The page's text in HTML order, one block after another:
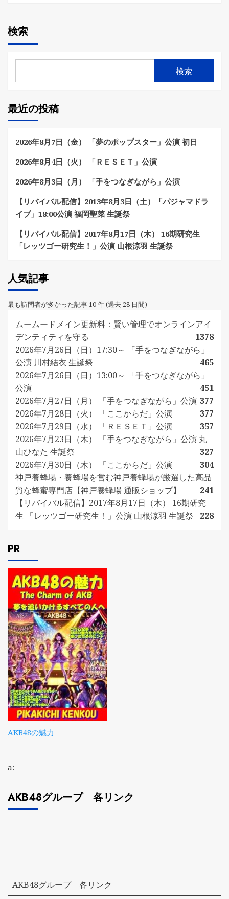
検索
検索
最近の投稿
2026年8月7日（金） 「夢のポップスター」公演 初日
2026年8月4日（火） 「ＲＥＳＥＴ」公演
2026年8月3日（月） 「手をつなぎながら」公演
【リバイバル配信】2013年8月3日（土）「パジャマドラ
イブ」18:00公演 福岡聖菜 生誕祭
【リバイバル配信】2017年8月17日（木） 16期研究生
「レッツゴー研究生！」公演 山根涼羽 生誕祭
人気記事
最も訪問者が多かった記事 10 件 (過去 28 日間)
ムームードメイン更新料：賢い管理でオンラインアイ
デンティティを守る
1378
2026年7月26日（日）17:30～ 「手をつなぎながら」
公演 川村結衣 生誕祭
465
2026年7月26日（日）13:00～ 「手をつなぎながら」
公演
451
2026年7月27日（月） 「手をつなぎながら」公演 377
2026年7月28日（火） 「ここからだ」公演
377
2026年7月29日（水） 「ＲＥＳＥＴ」公演
357
2026年7月23日（木） 「手をつなぎながら」公演 丸
山ひなた 生誕祭
327
2026年7月30日（木） 「ここからだ」公演
304
神戸養蜂場・養蜂場を営む神戸養蜂場が厳選した高品
質な蜂蜜専門店【神戸養蜂場 通販ショップ】
241
【リバイバル配信】2017年8月17日（木） 16期研究
生 「レッツゴー研究生！」公演 山根涼羽 生誕祭
228
PR
AKB48の魅力
a:
AKB48グループ 各リンク
AKB48グループ 各リンク